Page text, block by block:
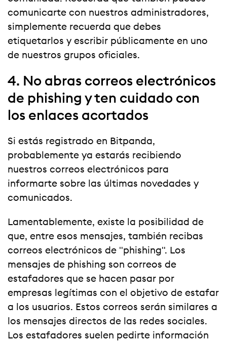
comunicarte con nuestros administradores,
simplemente recuerda que debes
etiquetarlos y escribir públicamente en uno
de nuestros grupos oficiales.
4. No abras correos electrónicos
de phishing y ten cuidado con
los enlaces acortados
Si estás registrado en Bitpanda,
probablemente ya estarás recibiendo
nuestros correos electrónicos para
informarte sobre las últimas novedades y
comunicados.
Lamentablemente, existe la posibilidad de
que, entre esos mensajes, también recibas
correos electrónicos de "phishing". Los
mensajes de phishing son correos de
estafadores que se hacen pasar por
empresas legítimas con el objetivo de estafar
a los usuarios. Estos correos serán similares a
los mensajes directos de las redes sociales.
Los estafadores suelen pedirte información